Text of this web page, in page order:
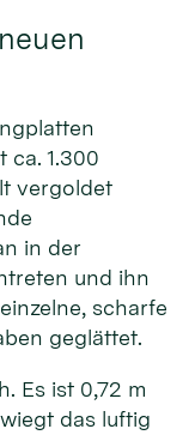
ca. 1.300
vergoldet
in der
und ihn
scharfe
geglättet.
Es ist 0,72 m
das luftig